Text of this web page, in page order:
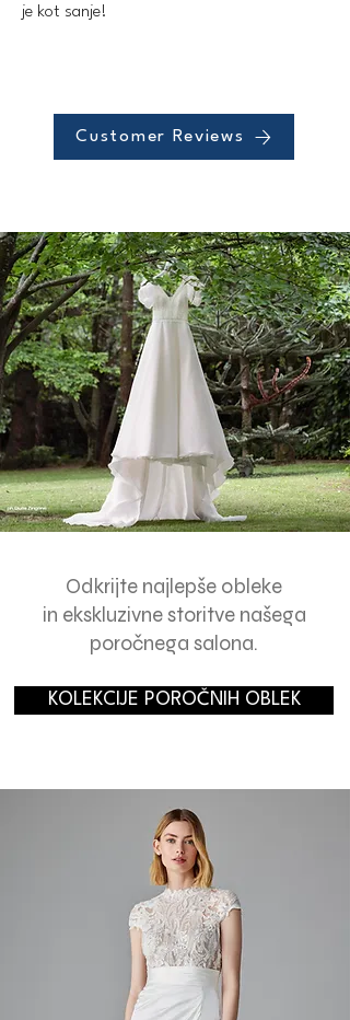
je kot sanje!
Customer Reviews
Odkrijte najlepše obleke
in ekskluzivne storitve našega
poročnega salona.
KOLEKCIJE POROČNIH OBLEK